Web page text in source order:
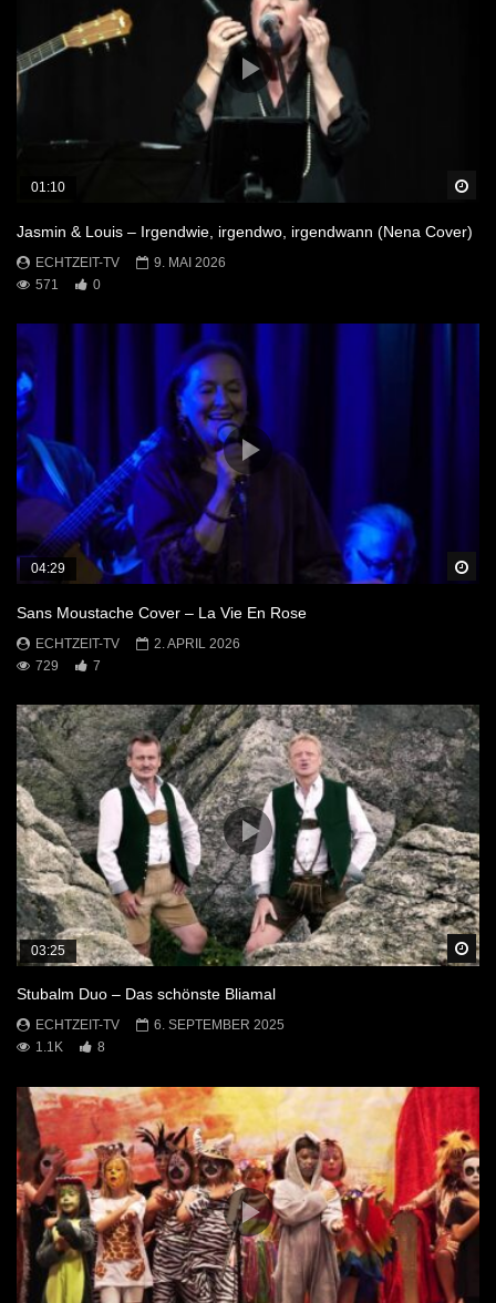
01:10
Jasmin & Louis – Irgendwie, irgendwo, irgendwann (Nena Cover)
ECHTZEIT-TV
9. MAI 2026
571
0
04:29
Sans Moustache Cover – La Vie En Rose
ECHTZEIT-TV
2. APRIL 2026
729
7
03:25
Stubalm Duo – Das schönste Bliamal
ECHTZEIT-TV
6. SEPTEMBER 2025
1.1K
8